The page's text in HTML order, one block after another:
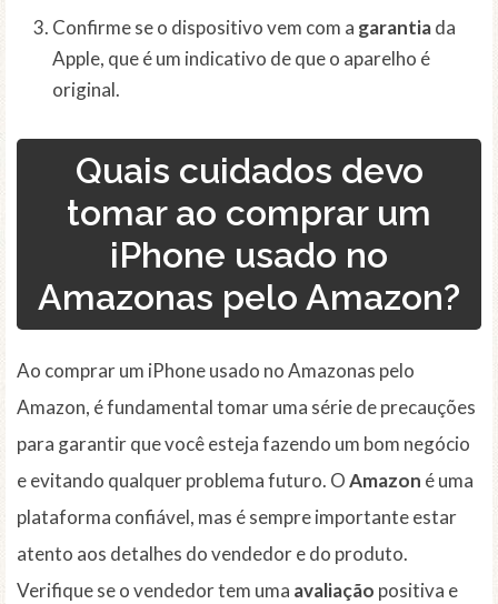
Confirme se o dispositivo vem com a garantiada
Apple, que é um indicativo de que o aparelho é
original.
Quais cuidados devo
tomar ao comprar um
iPhone usado no
Amazonas pelo Amazon?
Ao comprar um iPhone usado no Amazonas pelo
Amazon, é fundamental tomar uma série de precauções
para garantir que você esteja fazendo um bom negócio
e evitando qualquer problema futuro. OAmazon é uma
plataforma confiável, mas é sempre importante estar
atento aos detalhes do vendedor e do produto.
Verifique se o vendedor tem uma avaliação positiva e